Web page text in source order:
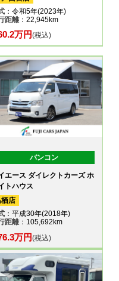
：令和5年(2023年)
距離：22,945km
万円(税込)
バンコン
エース ダイレクトカーズ ホ
トハウス
店
：平成30年(2018年)
距離：105,692km
万円(税込)